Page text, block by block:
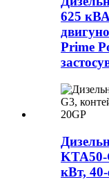
625
Prime
KTA50-
кВт,